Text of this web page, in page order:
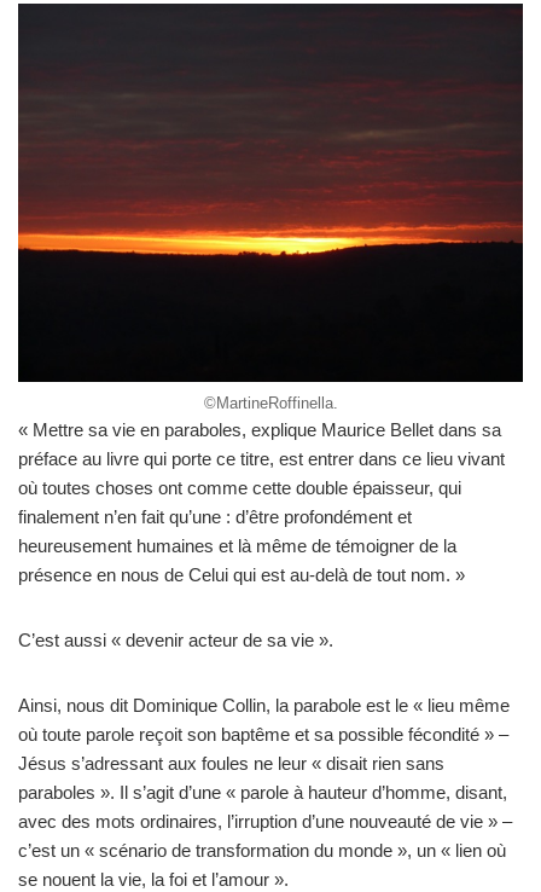
©MartineRoffinella.
« Mettre sa vie en paraboles, explique Maurice Bellet dans sa
préface au livre qui porte ce titre, est entrer dans ce lieu vivant
où toutes choses ont comme cette double épaisseur, qui
finalement n’en fait qu’une : d’être profondément et
heureusement humaines et là même de témoigner de la
présence en nous de Celui qui est au-delà de tout nom. »
C’est aussi « devenir acteur de sa vie ».
Ainsi, nous dit Dominique Collin, la parabole est le « lieu même
où toute parole reçoit son baptême et sa possible fécondité » –
Jésus s’adressant aux foules ne leur « disait rien sans
paraboles ». Il s’agit d’une « parole à hauteur d’homme, disant,
avec des mots ordinaires, l’irruption d’une nouveauté de vie » –
c’est un « scénario de transformation du monde », un « lien où
se nouent la vie, la foi et l’amour ».